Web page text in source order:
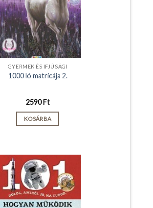
GYERMEK ÉS IFJÚSÁGI
1000 ló matricája 2.
2590Ft
KOSÁRBA